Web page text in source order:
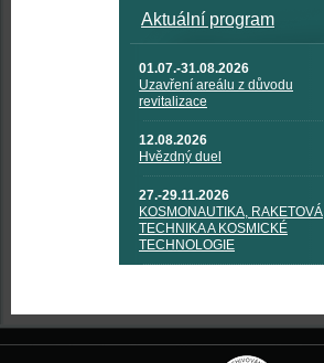
Aktuální program
01.07.-31.08.2026
Uzavření areálu z důvodu
revitalizace
12.08.2026
Hvězdný duel
27.-29.11.2026
KOSMONAUTIKA, RAKETOVÁ
TECHNIKA A KOSMICKÉ
TECHNOLOGIE